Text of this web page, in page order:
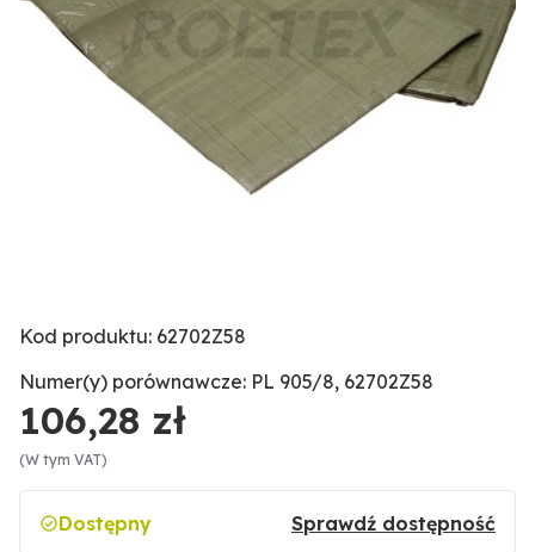
Kod produktu: 62702Z58
Numer(y) porównawcze: PL 905/8, 62702Z58
106,28 zł
(W tym VAT)
Dostępny Sprawdź dostępność